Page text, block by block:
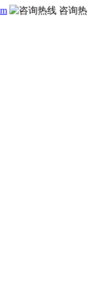
咨询热